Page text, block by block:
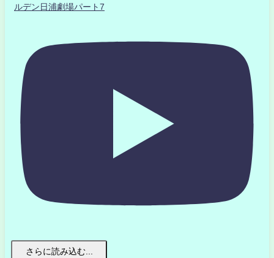
ルデン日浦劇場パート7
さらに読み込む...